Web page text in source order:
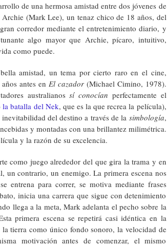
de una hermosa amistad entre dos jóvenes de
(Mark Lee), un tenaz chico de 18 años, del
corredor mediante el entretenimiento diario, y
algo mayor que Archie, pícaro, intuitivo,
como puede.
amistad, un tema por cierto raro en el cine,
antes en El cazador(Michael Cimino, 1978).
australianossí conocían perfectamente el
la batalla del Nek, que es la que recrea la película),
del destino a través de la simbología,
y montadas con una brillantez milimétrica.
y la razón de su excelencia.
como juego alrededor del que gira la trama y en
un contrario, un enemigo. La primera escena nos
entrena para correr, se motiva mediante frases
inicia una carrera que sigue con detenimiento
llega a la meta, Mark adelanta el pecho sobre la
primera escena se repetirá casi idéntica en la
tierra como único fondo sonoro, la velocidad de
motivación antes de comenzar, el mismo